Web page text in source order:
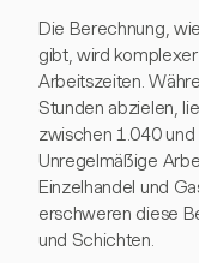
Die Berechnung,
gibt, wird
Arbeitszeiten.
Stunden abzielen,
zwischen 1.040
Unregelmäßige
Einzelhandel und
erschweren diese
und Schichten.